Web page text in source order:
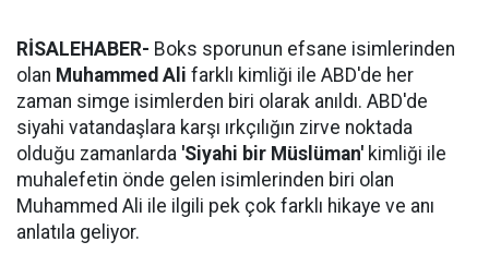
RİSALEHABER- Boks sporunun efsane isimlerinden
olan Muhammed Ali farklı kimliği ile ABD'de her
zaman simge isimlerden biri olarak anıldı. ABD'de
siyahi vatandaşlara karşı ırkçılığın zirve noktada
olduğu zamanlarda 'Siyahi bir Müslüman' kimliği ile
muhalefetin önde gelen isimlerinden biri olan
Muhammed Ali ile ilgili pek çok farklı hikaye ve anı
anlatıla geliyor.